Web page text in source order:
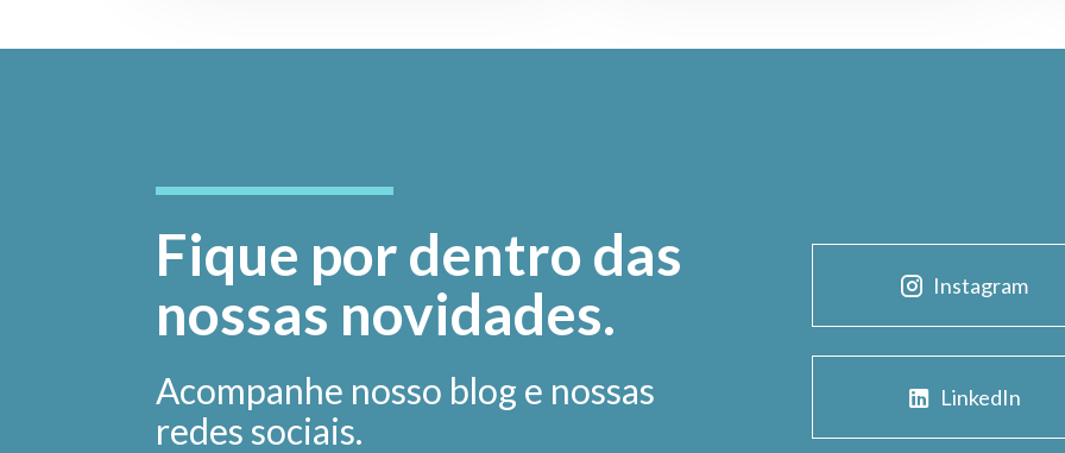
Fique por dentro das
nossas novidades.
Acompanhe nosso blog e nossas
redes sociais.
Instagram
LinkedIn